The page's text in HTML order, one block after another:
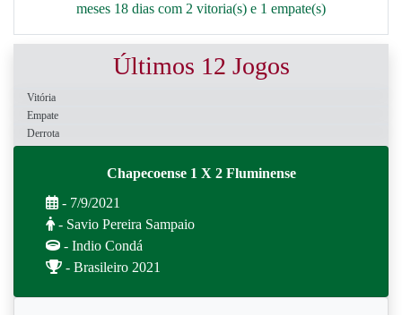
meses 18 dias com 2 vitoria(s) e 1 empate(s)
Últimos 12 Jogos
Vitória
Empate
Derrota
Chapecoense 1 X 2 Fluminense
- 7/9/2021
- Savio Pereira Sampaio
- Indio Condá
- Brasileiro 2021